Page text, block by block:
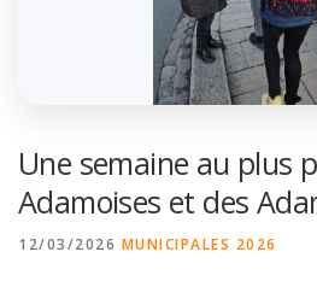
Une semaine au plus
Adamoises et des
12/03/2026 MUNICIPALES 2026